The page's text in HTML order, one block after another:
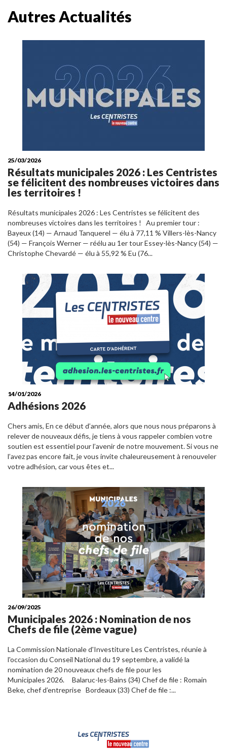
Autres Actualités
25/03/2026
Résultats municipales 2026 : Les Centristes
se félicitent des nombreuses victoires dans
les territoires !
Résultats municipales 2026 : Les Centristes se félicitent des
nombreuses victoires dans les territoires ! Au premier tour :
Bayeux (14) — Arnaud Tanquerel — élu à 77,11 % Villers-lès-Nancy
(54) — François Werner — réélu au 1er tour Essey-lès-Nancy (54) —
Christophe Chevardé — élu à 55,92 % Eu (76...
14/01/2026
Adhésions 2026
Chers amis, En ce début d’année, alors que nous nous préparons à
relever de nouveaux défis, je tiens à vous rappeler combien votre
soutien est essentiel pour l’avenir de notre mouvement. Si vous ne
l’avez pas encore fait, je vous invite chaleureusement à renouveler
votre adhésion, car vous êtes et...
26/09/2025
Municipales 2026 : Nomination de nos
Chefs de file (2ème vague)
La Commission Nationale d'Investiture Les Centristes, réunie à
l'occasion du Conseil National du 19 septembre, a validé la
nomination de 20 nouveaux chefs de file pour les
Municipales 2026. Balaruc-les-Bains (34) Chef de file : Romain
Beke, chef d’entreprise Bordeaux (33) Chef de file :...